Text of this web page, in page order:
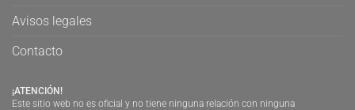
Avisos legales
Contacto
¡ATENCIÓN!
Este sitio web no es oficial y no tiene ninguna relación con ninguna